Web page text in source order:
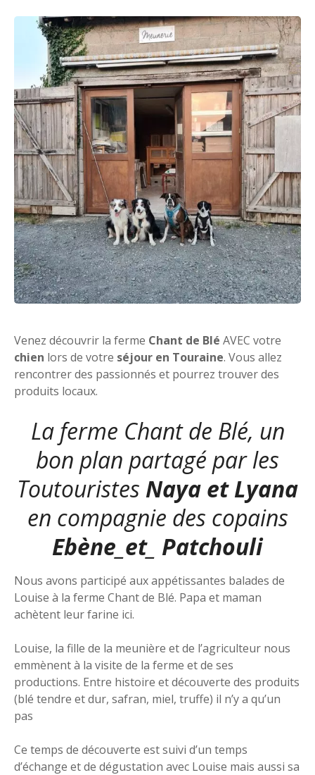
Venez découvrir la ferme Chant de Blé AVEC votre
chien lors de votre séjour en Touraine. Vous allez
rencontrer des passionnés et pourrez trouver des
produits locaux.
La ferme Chant de Blé, un
bon plan partagé par les
Toutouristes Naya et Lyana
en compagnie des copains
Ebène_et_ Patchouli
Nous avons participé aux appétissantes balades de
Louise à la ferme Chant de Blé. Papa et maman
achètent leur farine ici.
Louise, la fille de la meunière et de l’agriculteur nous
emmènent à la visite de la ferme et de ses
productions. Entre histoire et découverte des produits
(blé tendre et dur, safran, miel, truffe) il n’y a qu’un
pas
Ce temps de découverte est suivi d’un temps
d’échange et de dégustation avec Louise mais aussi sa